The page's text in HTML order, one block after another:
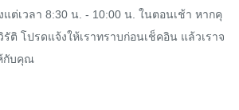
แต่เวลา 8:30 น. - 10:00 น. ในตอนเช้า หากคุ
ติ โปรดแจ้งให้เราทราบก่อนเช็คอิน แล้วเราจ
กับคุณ